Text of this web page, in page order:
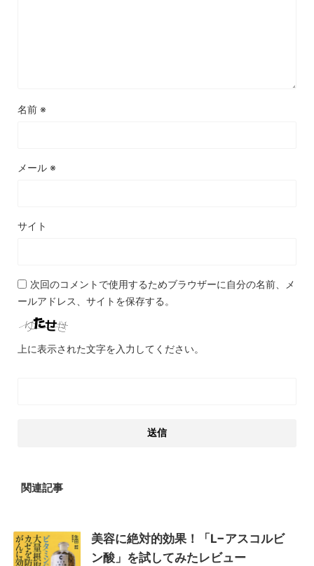
名前 ※
メール ※
サイト
次回のコメントで使用するためブラウザーに自分の名前、メ
ールアドレス、サイトを保存する。
上に表示された文字を入力してください。
関連記事
美容に絶対的効果！「L−アスコルビ
ン酸」を試してみたレビュー